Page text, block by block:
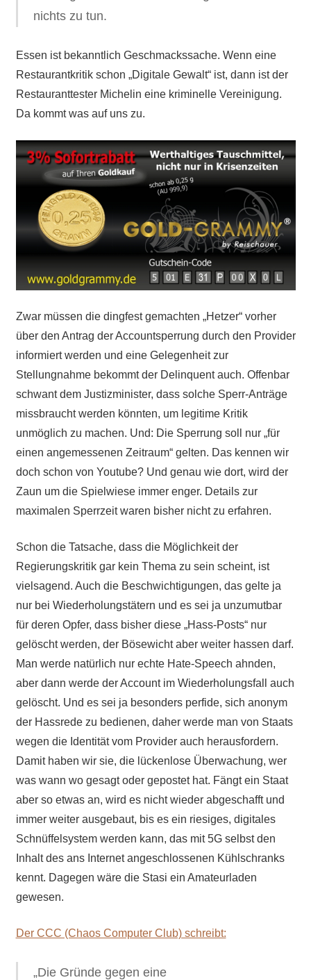
nichts zu tun.
Essen ist bekanntlich Geschmackssache. Wenn eine
Restaurantkritik schon „Digitale Gewalt“ ist, dann ist der
Restauranttester Michelin eine kriminelle Vereinigung.
Da kommt was auf uns zu.
Zwar müssen die dingfest gemachten „Hetzer“ vorher
über den Antrag der Accountsperrung durch den Provider
informiert werden und eine Gelegenheit zur
Stellungnahme bekommt der Delinquent auch. Offenbar
schwant dem Justizminister, dass solche Sperr-Anträge
missbraucht werden könnten, um legitime Kritik
unmöglich zu machen. Und: Die Sperrung soll nur „für
einen angemessenen Zeitraum“ gelten. Das kennen wir
doch schon von Youtube? Und genau wie dort, wird der
Zaun um die Spielwiese immer enger. Details zur
maximalen Sperrzeit waren bisher nicht zu erfahren.
Schon die Tatsache, dass die Möglichkeit der
Regierungskritik gar kein Thema zu sein scheint, ist
vielsagend. Auch die Beschwichtigungen, das gelte ja
nur bei Wiederholungstätern und es sei ja unzumutbar
für deren Opfer, dass bisher diese „Hass-Posts“ nur
gelöscht werden, der Bösewicht aber weiter hassen darf.
Man werde natürlich nur echte Hate-Speech ahnden,
aber dann werde der Account im Wiederholungsfall auch
gelöscht. Und es sei ja besonders perfide, sich anonym
der Hassrede zu bedienen, daher werde man von Staats
wegen die Identität vom Provider auch herausfordern.
Damit haben wir sie, die lückenlose Überwachung, wer
was wann wo gesagt oder gepostet hat. Fängt ein Staat
aber so etwas an, wird es nicht wieder abgeschafft und
immer weiter ausgebaut, bis es ein riesiges, digitales
Schnüffelsystem werden kann, das mit 5G selbst den
Inhalt des ans Internet angeschlossenen Kühlschranks
kennt. Dagegen wäre die Stasi ein Amateurladen
gewesen.
Der CCC (Chaos Computer Club) schreibt:
„Die Gründe gegen eine